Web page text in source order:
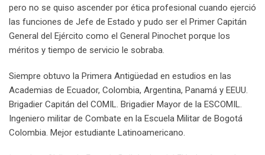
pero no se quiso ascender por ética profesional cuando ejerció
las funciones de Jefe de Estado y pudo ser el Primer Capitán
General del Ejército como el General Pinochet porque los
méritos y tiempo de servicio le sobraba.
Siempre obtuvo la Primera Antigüedad en estudios en las
Academias de Ecuador, Colombia, Argentina, Panamá y EEUU.
Brigadier Capitán del COMIL. Brigadier Mayor de la ESCOMIL.
Ingeniero militar de Combate en la Escuela Militar de Bogotá
Colombia. Mejor estudiante Latinoamericano.